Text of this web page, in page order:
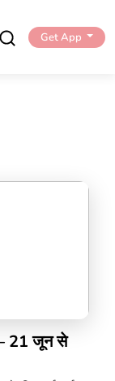
Get App
– 21 जून से